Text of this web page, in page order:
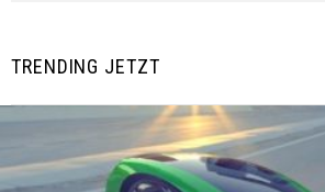
TRENDING JETZT